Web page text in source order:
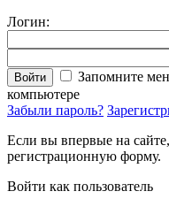
Логин:
Войти
Запомните
компьютере
Забыли пароль?
Если вы впервые на
регистрационную форму.
Войти как пользователь